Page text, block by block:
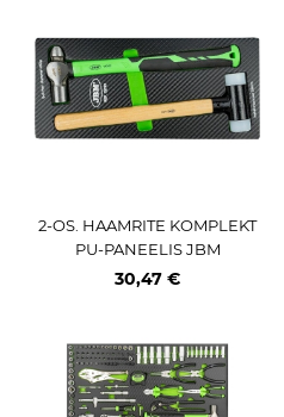
2-OS. HAAMRITE KOMPLEKT
PU-PANEELIS JBM
30,47 €